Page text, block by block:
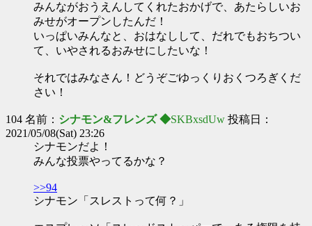
みんながおうえんしてくれたおかげで、あたらしいお
みせがオープンしたんだ！
いっぱいみんなと、おはなしして、だれでもおちつい
て、いやされるおみせにしたいな！
それではみなさん！どうぞごゆっくりおくつろぎくだ
さい！
104 名前： シナモン&フレンズ ◆SKBxsdUw 投稿日：
2021/05/08(Sat) 23:26
シナモンだよ！
みんな投票やってるかな？
>>94
シナモン「スレストって何？」